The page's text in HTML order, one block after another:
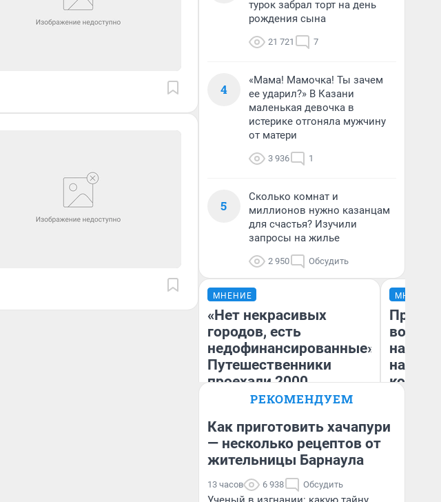
турок забрал торт на день
рождения сына
21 721 7
4
«Мама! Мамочка! Ты зачем
ее ударил?» В Казани
маленькая девочка в
истерике отгоняла мужчину
от матери
3 936 1
5
Сколько комнат и
миллионов нужно казанцам
для счастья? Изучили
запросы на жилье
2 950 Обсудить
МНЕНИЕ
«Нет некрасивых
городов, есть
недофинансированные».
Путешественники
проехали 2000
километров по Уралу на
того
Екатерина Литкевич
МНЕНИЕ
нам
РЕКОМЕНДУЕМ
Как приготовить хачапури
— несколько рецептов от
жительницы Барнаула
13 часов 6 938 Обсудить